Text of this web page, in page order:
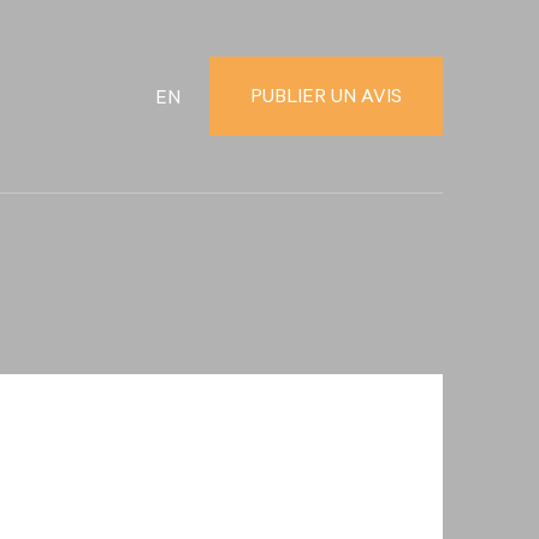
EN PUBLIER UN AVIS